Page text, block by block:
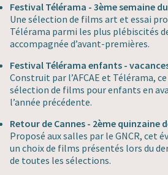
Festival Télérama - 3ème semaine
Une sélection de films art et essai
Télérama parmi les plus plébiscités
accompagnée d’avant-premières.
Festival Télérama enfants -
Construit par l’AFCAE et Télérama,
sélection de films pour enfants en
l’année précédente.
Retour de Cannes - 2ème quinzaine
Proposé aux salles par le GNCR, cet
un choix de films présentés lors du
de toutes les sélections.